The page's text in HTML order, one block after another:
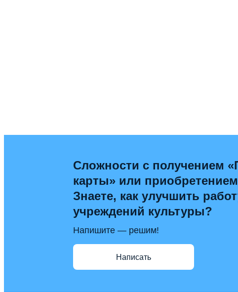
Сложности с получением
карты» или
Знаете, как улучшить
учреждений культуры?
Напишите — решим!
Написать